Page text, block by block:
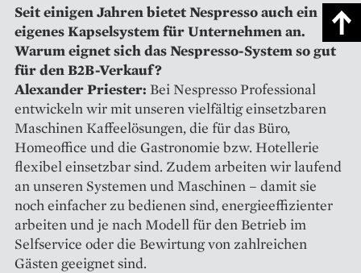
Seit einigen Jahren bietet Nespresso auch ein
eigenes Kapselsystem für Unternehmen an.
Warum eignet sich das Nespresso-System so gut
für den B2B-Verkauf?
Alexander Priester: Bei ­Nespresso Professional
entwickeln wir mit unseren vielfältig einsetzbaren
Maschinen Kaffeelösungen, die für das Büro,
Homeoffice und die Gastronomie bzw. Hotellerie
flexibel einsetzbar sind. Zudem arbeiten wir laufend
an unseren Systemen und Maschinen – damit sie
noch ­einfacher zu bedienen sind, energie­effizienter
arbeiten und je nach Modell für den Betrieb im
Selfservice oder die Bewirtung von zahlreichen
Gästen geeignet sind.